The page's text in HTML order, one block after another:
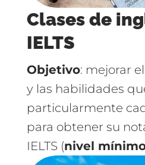
Clases de
IELTS
Objetivo: mejorar
y las habilidades
particularmente
para obtener su
IELTS (nivel mínimo